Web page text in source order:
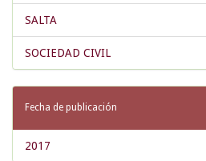
SALTA
SOCIEDAD CIVIL
Fecha de publicación
2017